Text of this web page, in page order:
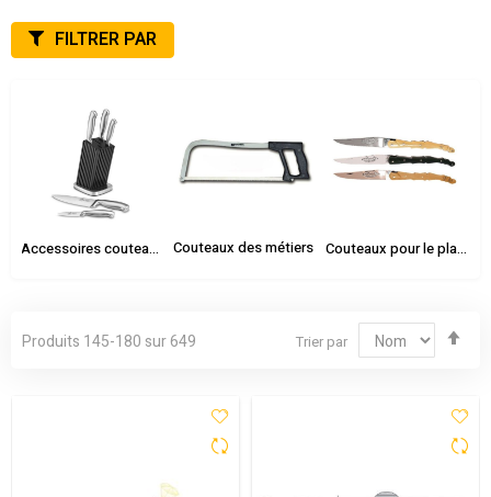
Accessoires couteaux Couteaux des métiers Couteaux pour le plaisir
Produits 145-180 sur649 Trier par
FILTRER PAR